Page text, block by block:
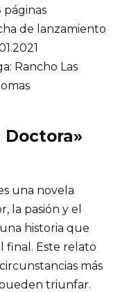
páginas
de lanzamiento
Rancho Las
Doctora»
una novela
la pasión y el
historia que
final. Este relato
más
triunfar.